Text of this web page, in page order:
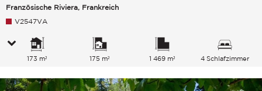
Französische Riviera, Frankreich
V2547VA
173 m² 175 m² 1 469 m² 4 Schlafzimmer